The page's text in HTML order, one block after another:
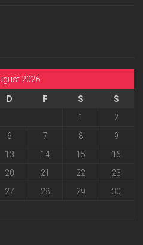
2026
D F S
S
1
2
6 7 8
9
13 14 15
16
20 21 22
23
27 28 29
30